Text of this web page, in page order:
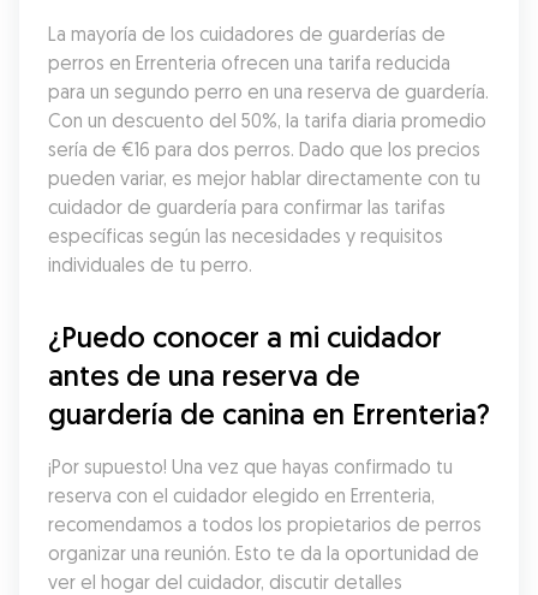
La mayoría de los cuidadores de guarderías de
perros en Errenteria ofrecen una tarifa reducida
para un segundo perro en una reserva de guardería.
Con un descuento del 50%, la tarifa diaria promedio
sería de €16 para dos perros. Dado que los precios
pueden variar, es mejor hablar directamente con tu
cuidador de guardería para confirmar las tarifas
específicas según las necesidades y requisitos
individuales de tu perro.
¿Puedo conocer a mi cuidador
antes de una reserva de
guardería de canina en Errenteria?
¡Por supuesto! Una vez que hayas confirmado tu
reserva con el cuidador elegido en Errenteria,
recomendamos a todos los propietarios de perros
organizar una reunión. Esto te da la oportunidad de
ver el hogar del cuidador, discutir detalles